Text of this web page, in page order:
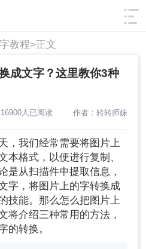
筛选
教程>正文
成文字？这里教你3种
16900人已阅读 作者：转转师妹
，我们经常需要将图片上
本格式，以便进行复制、
是从扫描件中提取信息，
字，将图片上的字转换成
技能。那么怎么把图片上
将介绍三种常用的方法，
的转换。